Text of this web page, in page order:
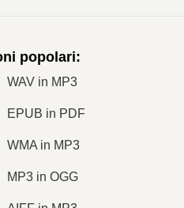
popolari:
WAV in MP3
EPUB in PDF
WMA in MP3
MP3 in OGG